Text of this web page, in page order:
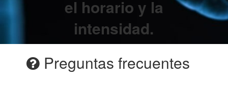
el horario y la
intensidad.
Preguntas frecuentes